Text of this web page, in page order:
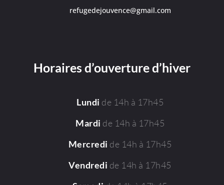
refugedejouvence@gmail.com
Horaires d’ouverture d’hiver
Lundi de 14h à 17h45
Mardi de 14h à 17h45
Mercredi de 14h à 17h45
Vendredi de 14h à 17h45